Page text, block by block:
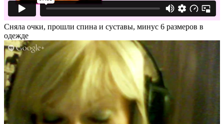
Сняла очки, прошли спина и суставы, минус 6 размеров в
одежде